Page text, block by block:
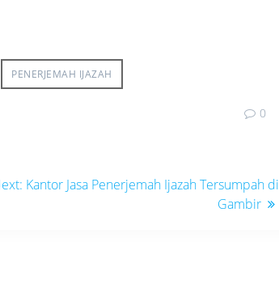
PENERJEMAH IJAZAH
0
Next
Kantor Jasa Penerjemah Ijazah Tersumpah di
Gambir